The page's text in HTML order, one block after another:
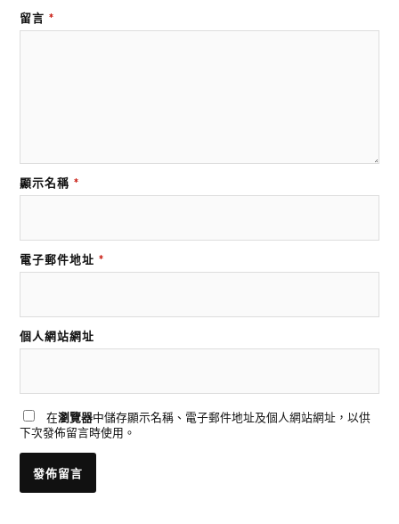
留言 *
顯示名稱 *
電子郵件地址 *
個人網站網址
在瀏覽器中儲存顯示名稱、電子郵件地址及個人網站網址，以供
下次發佈留言時使用。